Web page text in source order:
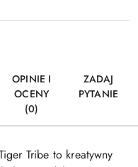
OPINIE I
OCENY
(0)
ZADAJ
PYTANIE
Tribe to kreatywny